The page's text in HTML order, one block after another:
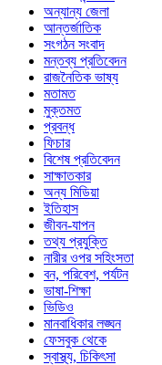
অন্যান্য জেলা
আন্তর্জাতিক
সংগঠন সংবাদ
মন্তব্য প্রতিবেদন
রাজনৈতিক ভাষ্য
মতামত
মুক্তমত
প্রবন্ধ
ফিচার
বিশেষ প্রতিবেদন
সাক্ষাতকার
অন্য মিডিয়া
ইতিহাস
জীবন-যাপন
তথ্য প্রযুক্তি
নারীর ওপর সহিংসতা
বন, পরিবেশ, পর্যটন
ভাষা-শিক্ষা
ভিডিও
মানবাধিকার লঙ্ঘন
ফেসবুক থেকে
স্বাস্থ্য, চিকিৎসা